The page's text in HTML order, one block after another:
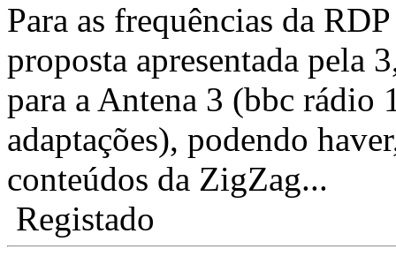
Para as frequências da
proposta apresentada pela
para a Antena 3 (bbc rádio
adaptações), podendo
conteúdos da ZigZag...
Registado